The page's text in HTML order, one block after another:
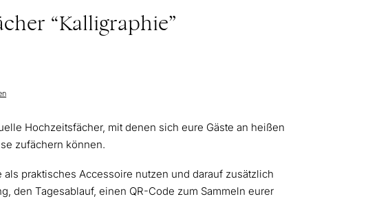
“Kalligraphie”
Hochzeitsfächer, mit denen sich eure Gäste an heißen
zufächern können.
als praktisches Accessoire nutzen und darauf zusätzlich
den Tagesablauf, einen QR-Code zum Sammeln eurer